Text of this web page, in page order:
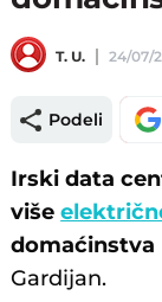
T. U. 24/07/
Podeli
Irski data
više
Gardijan.